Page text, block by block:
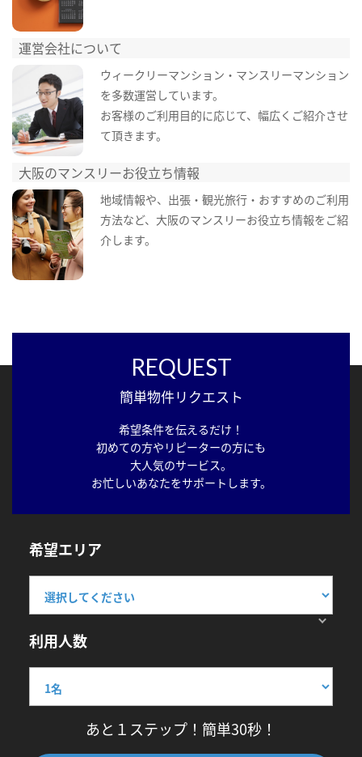
運営会社について
ウィークリーマンション・マンスリーマンション
を多数運営しています。
お客様のご利用目的に応じて、幅広くご紹介させ
て頂きます。
大阪のマンスリーお役立ち情報
地域情報や、出張・観光旅行・おすすめのご利用
方法など、大阪のマンスリーお役立ち情報をご紹
介します。
REQUEST
簡単物件リクエスト
希望条件を伝えるだけ！
初めての方やリピーターの方にも
大人気のサービス。
お忙しいあなたをサポートします。
希望エリア
利用人数
あと１ステップ！簡単30秒！